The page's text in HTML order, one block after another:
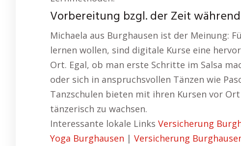
Vorbereitung bzgl. der Zeit
Michaela aus Burghausen ist der Meinung:
lernen wollen, sind digitale Kurse eine
Ort. Egal, ob man erste Schritte im Salsa
oder sich in anspruchsvollen Tänzen wie
Tanzschulen bieten mit ihren Kursen vor
tänzerisch zu wachsen.
Interessante lokale Links Versicherung
Yoga Burghausen | Versicherung